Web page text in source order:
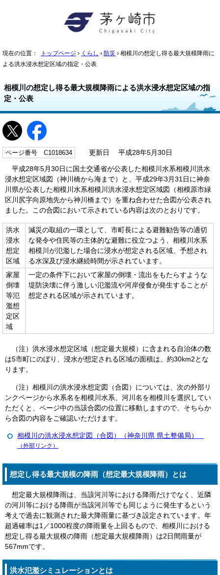
現在の位置： トップページ › くらし › 防災 › 相模川の想定し得る最大規模降雨に
よる洪水浸水想定区域の指定・公表
相模川の想定し得る最大規模降雨による洪水浸水想定区域の指
定・公表
ページ番号 C1018634 更新日 平成28年5月30日
平成28年5月30日に国土交通省が公表した相模川水系相模川洪水
浸水想定区域図（神川橋から海まで）と、平成29年3月31日に神奈
川県が公表した相模川水系相模川洪水浸水想定区域図（相模原市緑
区川尻字向原地先から神川橋まで）を重ね合わせた合図が公表され
ました。この合図において示されている内容は次のとおりです。
洪水
浸水
想定
区域
減災の取組の一環として、市町長による避難勧告等の適切
な発令や住民等の主体的な避難に役立つよう、相模川水系
相模川が氾濫した場合に浸水が想定される区域、予想され
る水深及び浸水継続時間が示されています。
家屋
倒壊
等氾
濫想
定区
域
一定の条件下において家屋の倒壊・流出をもたらすような
堤防決壊に伴う激しい氾濫流や河岸侵食が発生することが
想定される区域が示されています。
（注）洪水浸水想定区域（想定最大規模）に含まれる自治体の数
は5市町にのぼり、浸水が想定される区域の面積は、約30km2とな
ります。
（注）相模川の洪水浸水想定図（合図）については、次の外部リ
ンクページから水系名を相模川水系、河川名を相模川を選択してい
ただくと、ページ中の当該合図の位置に移動しますので、そちらか
ら合図の内容をご確認いただけます。
相模川の洪水浸水想定図（合図）（神奈川県 県土整備局）
（外部リンク）
想定し得る最大規模の降雨（想定最大規模降雨）とは
想定最大規模降雨は、当該河川等における降雨だけでなく、近隣
の河川等における降雨が当該河川等でも同じように発生するという
考えで過去に観測された最大降雨量に基づき設定されています。年
超過確率は1／1000程度の降雨量を上回るもので、相模川における
想定し得る最大規模の降雨（想定最大規模降雨）は2日間雨量が
567mmです。
洪水氾濫シミュレーションとは